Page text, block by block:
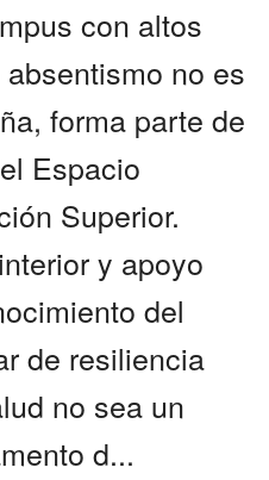
con altos
no es
forma parte de
Espacio
Superior.
y apoyo
del
de resiliencia
no sea un
d...